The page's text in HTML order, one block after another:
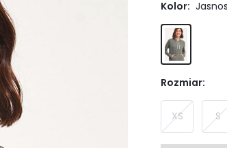
Kolor:
Rozmiar:
XS S